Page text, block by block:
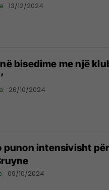
13/12/2024
bisedime me një
26/10/2024
punon intensivisht
09/10/2024